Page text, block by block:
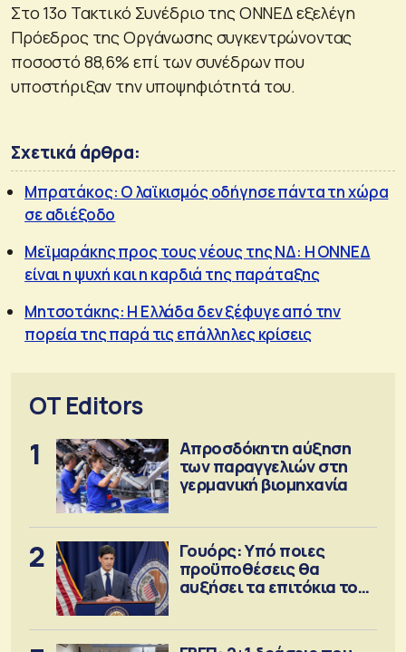
Στο 13ο Τακτικό Συνέδριο της ΟΝΝΕΔ εξελέγη
Πρόεδρος της Οργάνωσης συγκεντρώνοντας
ποσοστό 88,6% επί των συνέδρων που
υποστήριξαν την υποψηφιότητά του.
Σχετικά άρθρα:
Μπρατάκος: Ο λαϊκισμός οδήγησε πάντα τη χώρα
σε αδιέξοδο
Μεϊμαράκης προς τους νέους της ΝΔ: Η ΟΝΝΕΔ
είναι η ψυχή και η καρδιά της παράταξης
Μητσοτάκης: Η Ελλάδα δεν ξέφυγε από την
πορεία της παρά τις επάλληλες κρίσεις
OT Editors
1
Απροσδόκητη αύξηση
των παραγγελιών στη
γερμανική βιομηχανία
2
Γουόρς: Υπό ποιες
προϋποθέσεις θα
αυξήσει τα επιτόκια τον